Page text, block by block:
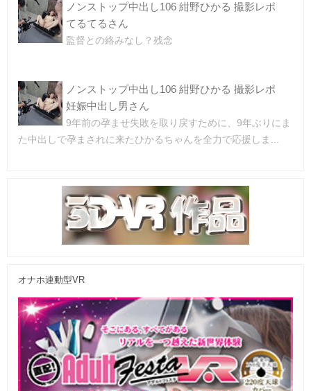
ノンストップ中出し106 紺野ひかる 撮影レポ
てるてるさん
監督との絡みなし？残念
ノンストップ中出し106 紺野ひかる 撮影レポ
妊娠中出し男さん
9年前の孕ませ失敗を取り戻すために、9年ぶりにま
た中出しで孕まされに来たひかるちゃんを全力で応援しま...
オナホ連動型VR